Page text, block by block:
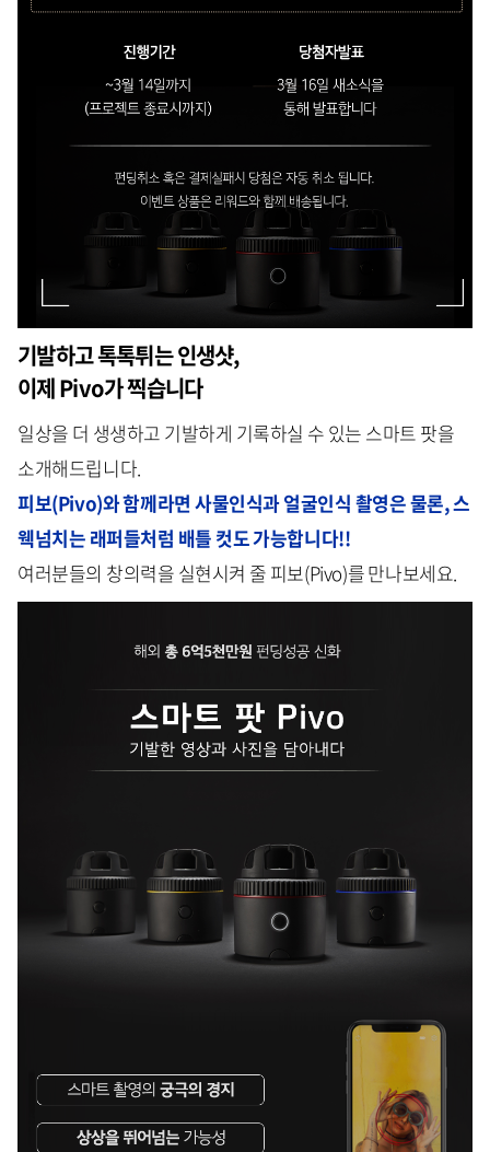
기발하고 톡톡튀는 인생샷,
이제 Pivo가 찍습니다
일상을 더 생생하고 기발하게 기록하실 수 있는 스마트 팟을
소개해드립니다.
피보(Pivo)와 함께라면 사물인식과 얼굴인식 촬영은 물론, 스
웩넘치는 래퍼들처럼 배틀 컷도 가능합니다!!
여러분들의 창의력을 실현시켜 줄 피보(Pivo)를 만나보세요.